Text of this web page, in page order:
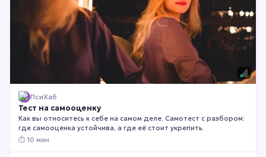
ПсиХаб
Тест на самооценку
Как вы относитесь к себе на самом деле. Самотест с разбором:
где самооценка устойчива, а где её стоит укрепить.
⏱ 10 мин